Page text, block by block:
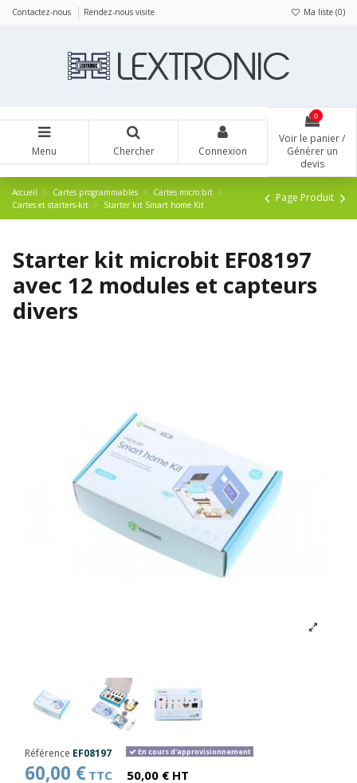
Contactez-nous Rendez-nous visite Ma liste (0)
Menu Chercher Connexion
0
Voir le panier /
Générer un
devis
Accueil Cartes programmables
Cartes micro:bit
Cartes et starters-kit
Starter kit Smart home Kit
Page Produit
Starter kit microbit EF08197
avec 12 modules et capteurs
divers
Référence EF08197 En cours d'approvisionnement
60,00 € TTC 50,00 € HT
Panneau de gestion des cookies